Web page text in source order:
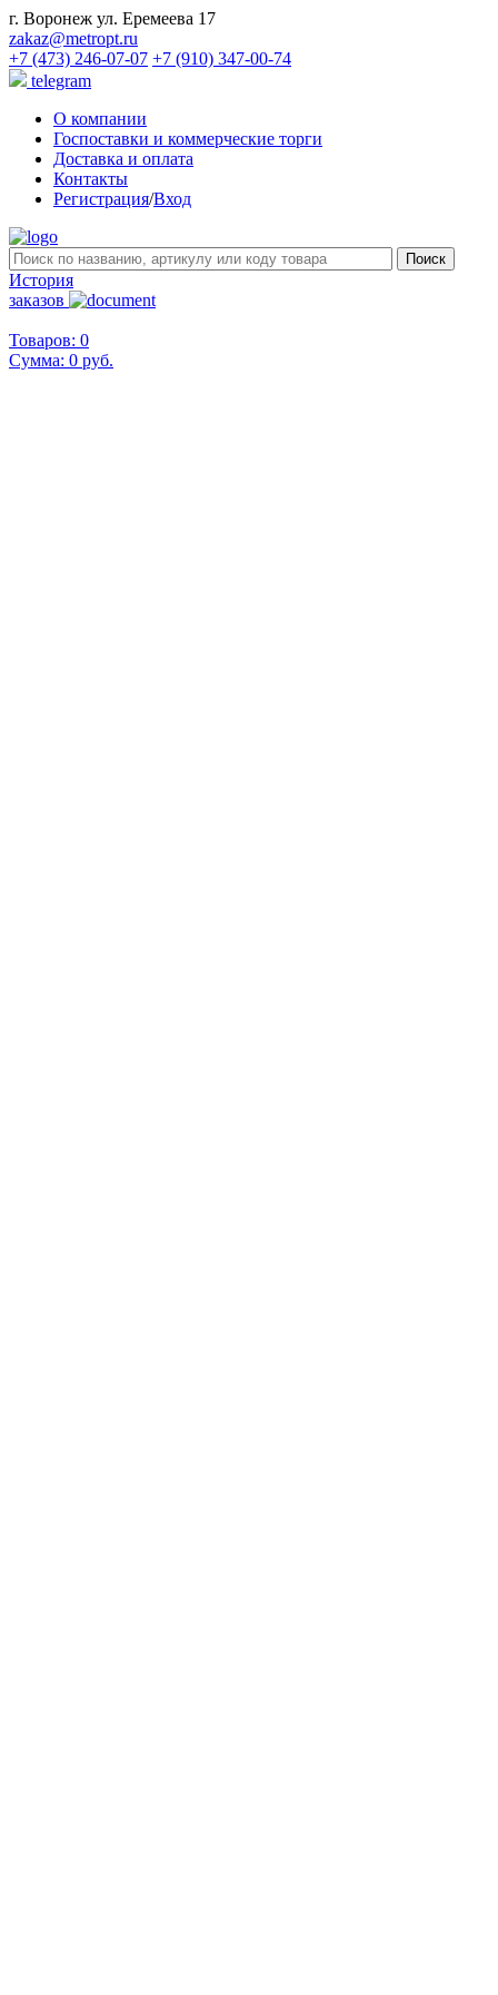
г. Воронеж ул. Еремеева 17
zakaz@metropt.ru
+7 (473) 246-07-07 +7 (910) 347-00-74
telegram
О компании
Госпоставки и коммерческие торги
Доставка и оплата
Контакты
Регистрация/Вход
История
заказов
Товаров: 0
Сумма: 0 руб.